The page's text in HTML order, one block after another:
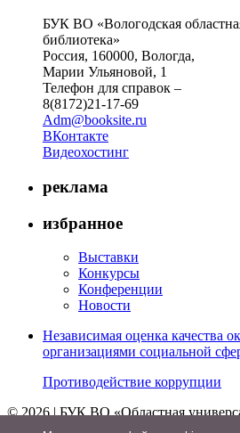
БУК ВО «Вологодская
библиотека»
Россия, 160000, Вологда,
Марии Ульяновой, 1
Телефон для справок –
8(8172)21-17-69
Adm@booksite.ru
ВКонтакте
Видеохостинг
реклама
избранное
Выставки
Конкурсы
Конференции
Новости
Независимая оценка качества
организациями социальной
Противодействие коррупции
© 2026 | БУК ВО «Областная
библиотека»